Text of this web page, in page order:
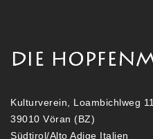
Kulturverein, Loambichlweg 11
39010 Vöran (BZ)
Südtirol/Alto Adige Italien